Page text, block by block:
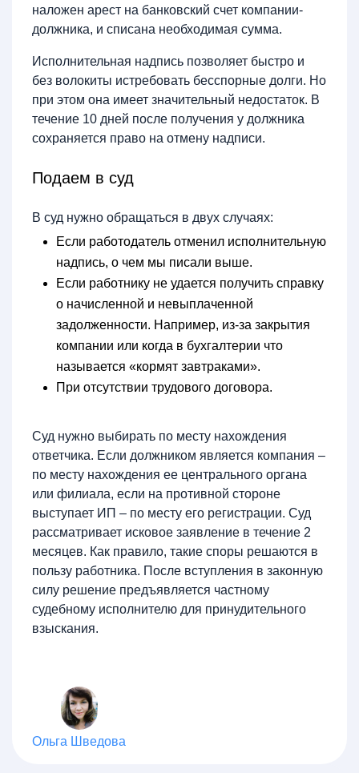
наложен арест на банковский счет компании-
должника, и списана необходимая сумма.
Исполнительная надпись позволяет быстро и
без волокиты истребовать бесспорные долги. Но
при этом она имеет значительный недостаток. В
течение 10 дней после получения у должника
сохраняется право на отмену надписи.
Подаем в суд
В суд нужно обращаться в двух случаях:
Если работодатель отменил исполнительную
надпись, о чем мы писали выше.
Если работнику не удается получить справку
о начисленной и невыплаченной
задолженности. Например, из-за закрытия
компании или когда в бухгалтерии что
называется «кормят завтраками».
При отсутствии трудового договора.
Суд нужно выбирать по месту нахождения
ответчика. Если должником является компания –
по месту нахождения ее центрального органа
или филиала, если на противной стороне
выступает ИП – по месту его регистрации. Суд
рассматривает исковое заявление в течение 2
месяцев. Как правило, такие споры решаются в
пользу работника. После вступления в законную
силу решение предъявляется частному
судебному исполнителю для принудительного
взыскания.
Ольга Шведова